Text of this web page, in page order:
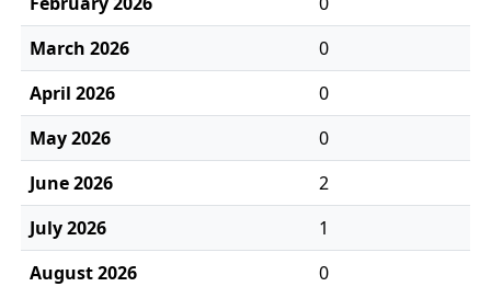
March 2026
0
April 2026
0
May 2026
0
June 2026
2
July 2026
1
August 2026
0